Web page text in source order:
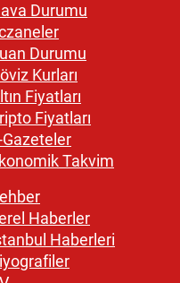
Durumu
Durumu
Kurları
Fiyatları
Fiyatları
Gazeteler
Takvim
Haberler
Haberleri